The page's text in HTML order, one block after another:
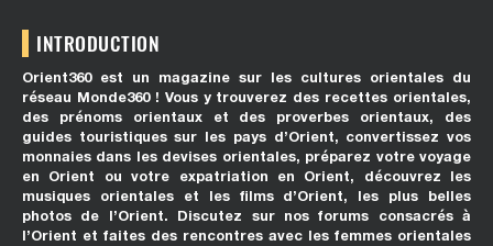
INTRODUCTION
Orient360 est un magazine sur les cultures orientales du
réseau Monde360 ! Vous y trouverez des recettes orientales,
des prénoms orientaux et des proverbes orientaux, des
guides touristiques sur les pays d’Orient, convertissez vos
monnaies dans les devises orientales, préparez votre voyage
en Orient ou votre expatriation en Orient, découvrez les
musiques orientales et les films d’Orient, les plus belles
photos de l’Orient. Discutez sur nos forums consacrés à
l’Orient et faites des rencontres avec les femmes orientales